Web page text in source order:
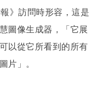
》訪問時形容，這是
圖像生成器，「它展
以從它所看到的所有
片」。